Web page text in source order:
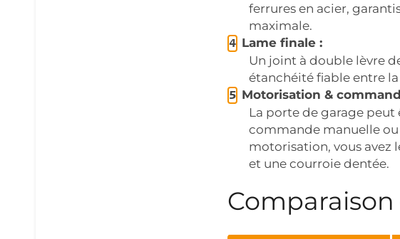
ferrures en acier,
maximale.
Lame finale :
Un joint à double lèvre
étanchéité fiable entre
Motorisation &
La porte de garage
commande manuelle
motorisation, vous avez
et une courroie dentée.